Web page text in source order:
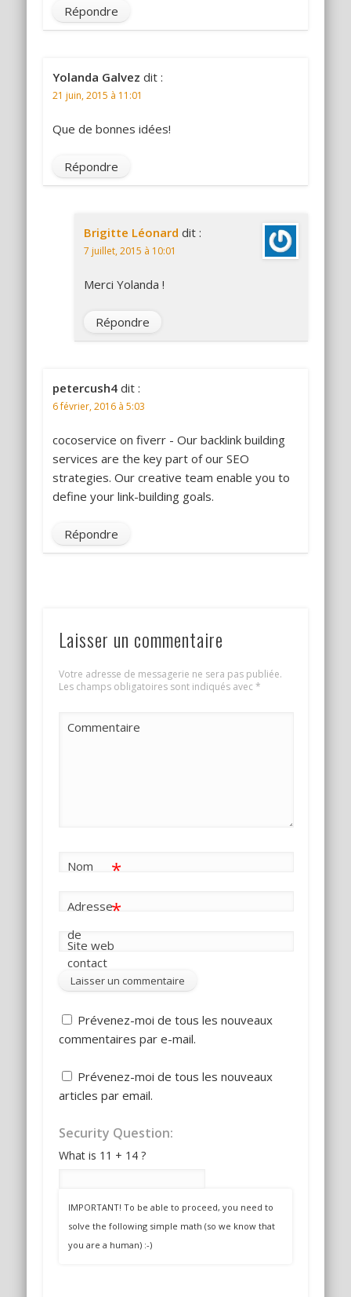
Répondre
Yolanda Galvez dit :
21 juin, 2015 à 11:01
Que de bonnes idées!
Répondre
Brigitte Léonard dit :
7 juillet, 2015 à 10:01
Merci Yolanda !
Répondre
petercush4 dit :
6 février, 2016 à 5:03
cocoservice on fiverr - Our backlink building
services are the key part of our SEO
strategies. Our creative team enable you to
define your link-building goals.
Répondre
Laisser un commentaire
Votre adresse de messagerie ne sera pas publiée.
Les champs obligatoires sont indiqués avec*
Commentaire
Nom *
Adresse
de
contact
*
Site web
Prévenez-moi de tous les nouveaux
commentaires par e-mail.
Prévenez-moi de tous les nouveaux
articles par email.
Security Question:
What is 11 + 14 ?
IMPORTANT! To be able to proceed, you need to
solve the following simple math (so we know that
you are a human) :-)